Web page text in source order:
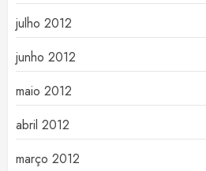
julho 2012
junho 2012
maio 2012
abril 2012
março 2012